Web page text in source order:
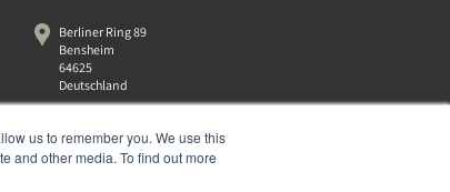
us to remember you. We use this
and other media. To find out more
Berliner Ring 89
Bensheim
64625
Deutschland